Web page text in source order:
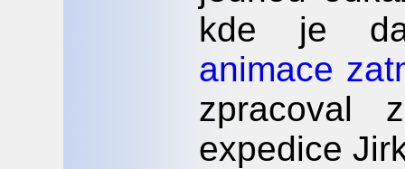
kde je
animace
zpracoval
expedice